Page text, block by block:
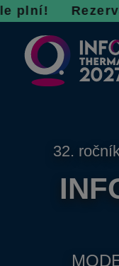
ezervace na
32.